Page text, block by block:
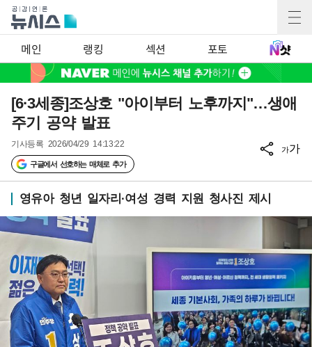
메인 랭킹 섹션 포토
[6·3세종]조상호 "아이부터 노후까지"…생애
주기 공약 발표
기사등록 2026/04/29 14:13:22
구글에서 선호하는 매체로 추가
가가
영유아 청년 일자리·여성 경력 지원 청사진 제시